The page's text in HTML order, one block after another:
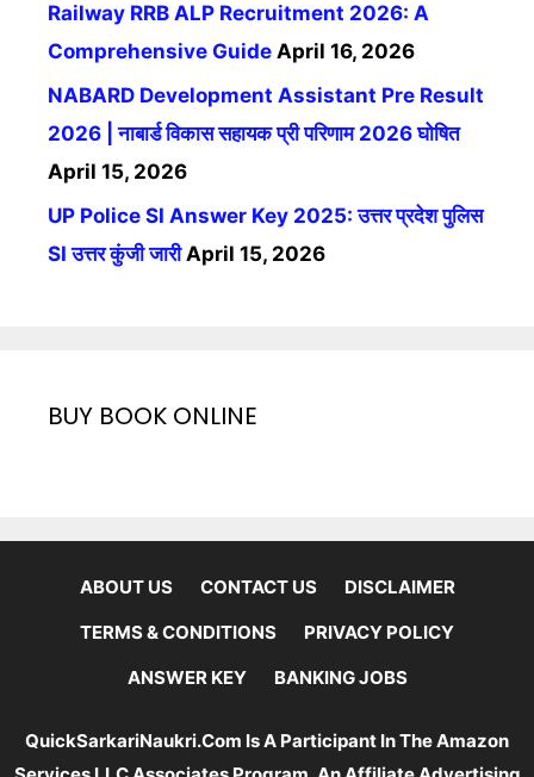
Railway RRB ALP Recruitment 2026: A
Comprehensive Guide April 16, 2026
NABARD Development Assistant Pre Result
2026 | नाबार्ड विकास सहायक प्री परिणाम 2026 घोषित
April 15, 2026
UP Police SI Answer Key 2025: उत्तर प्रदेश पुलिस
SI उत्तर कुंजी जारी April 15, 2026
BUY BOOK ONLINE
ABOUT US CONTACT US
DISCLAIMER
TERMS & CONDITIONS
PRIVACY POLICY
ANSWER KEY
BANKING JOBS
QuickSarkariNaukri.com Is A Participant In The Amazon